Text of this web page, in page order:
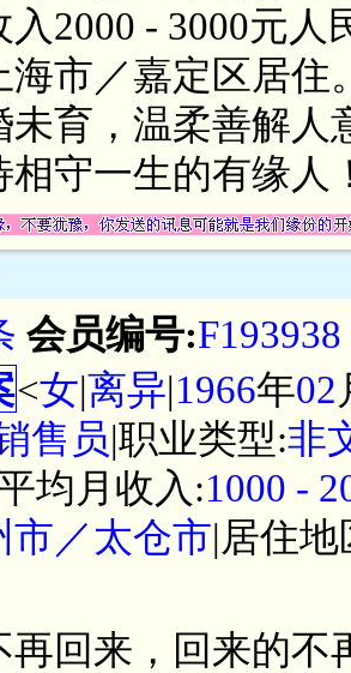
入2000 - 3000元
海市／嘉定区居住
未育，温柔善解人
相守一生的有缘人
会员编号:F193938
<女|离异|1966年02
售员|职业类型:非
均月收入:1000 -
市／太仓市|居住地
再回来，回来的不